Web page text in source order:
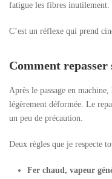
fatigue les fibres inutilement.
C’est un réflexe qui prend
Comment repasser
Après le passage en
légèrement déformée. Le
un peu de précaution.
Deux règles que je respecte
Fer chaud, vapeur